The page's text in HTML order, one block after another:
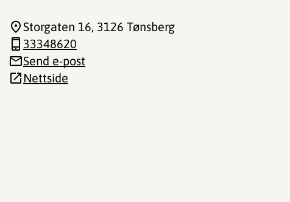
Storgaten 16, 3126 Tønsberg
33348620
Send e-post
Nettside